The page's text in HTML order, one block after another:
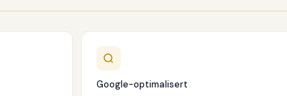
Google-optimalisert